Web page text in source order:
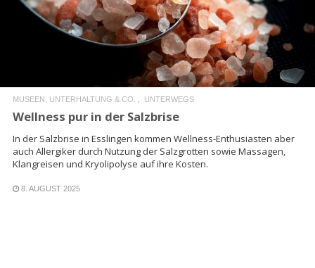
MUSEEN, UNTERHALTUNG & CO. UNTERWEGS
Wellness pur in der Salzbrise
In der Salzbrise in Esslingen kommen Wellness-Enthusiasten aber
auch Allergiker durch Nutzung der Salzgrotten sowie Massagen,
Klangreisen und Kryolipolyse auf ihre Kosten.
8. AUGUST 2025